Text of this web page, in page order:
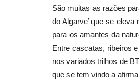
São muitas as razões
do Algarve’ que se
para os amantes da
Entre cascatas, ribeiros
nos variados trilhos de
que se tem vindo a